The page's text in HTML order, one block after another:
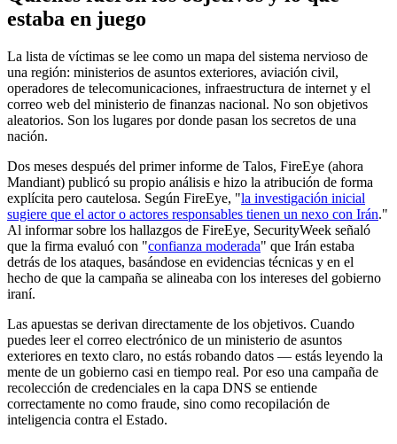
estaba en juego
La lista de víctimas se lee como un mapa del sistema nervioso de
una región: ministerios de asuntos exteriores, aviación civil,
operadores de telecomunicaciones, infraestructura de internet y el
correo web del ministerio de finanzas nacional. No son objetivos
aleatorios. Son los lugares por donde pasan los secretos de una
nación.
Dos meses después del primer informe de Talos, FireEye (ahora
Mandiant) publicó su propio análisis e hizo la atribución de forma
explícita pero cautelosa. Según FireEye, "la investigación inicial
sugiere que el actor o actores responsables tienen un nexo con Irán."
Al informar sobre los hallazgos de FireEye, SecurityWeek señaló
que la firma evaluó con "confianza moderada" que Irán estaba
detrás de los ataques, basándose en evidencias técnicas y en el
hecho de que la campaña se alineaba con los intereses del gobierno
iraní.
Las apuestas se derivan directamente de los objetivos. Cuando
puedes leer el correo electrónico de un ministerio de asuntos
exteriores en texto claro, no estás robando datos — estás leyendo la
mente de un gobierno casi en tiempo real. Por eso una campaña de
recolección de credenciales en la capa DNS se entiende
correctamente no como fraude, sino como recopilación de
inteligencia contra el Estado.